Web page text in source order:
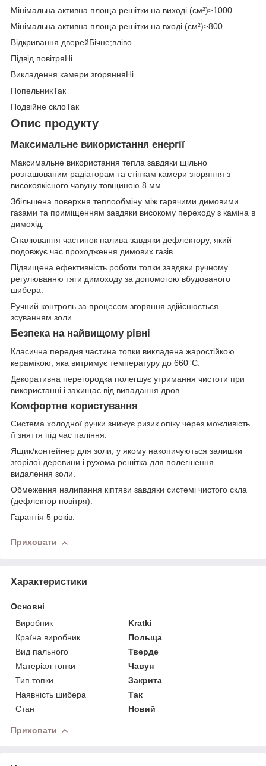
Мінімальна активна площа решітки на виході (см²)≥1000
Мінімальна активна площа решітки на вході (см²)≥800
Відкривання дверейБічне;вліво
Підвід повітряНі
Викладення камери згорянняНі
ПопельникТак
Подвійне склоТак
Опис продукту
Максимальне використання енергії
Максимальне використання тепла завдяки щільно
розташованим радіаторам та стінкам камери згоряння з
високоякісного чавуну товщиною 8 мм.
Збільшена поверхня теплообміну між гарячими димовими
газами та приміщенням завдяки високому переходу з каміна в
димохід.
Спалювання частинок палива завдяки дефлектору, який
подовжує час проходження димових газів.
Підвищена ефективність роботи топки завдяки ручному
регулюванню тяги димоходу за допомогою вбудованого
шибера.
Ручний контроль за процесом згоряння здійснюється
зсуванням золи.
Безпека на найвищому рівні
Класична передня частина топки викладена жаростійкою
керамікою, яка витримує температуру до 660°C.
Декоративна перегородка полегшує утримання чистоти при
використанні і захищає від випадання дров.
Комфортне користування
Система холодної ручки знижує ризик опіку через можливість
її зняття під час паління.
Ящик/контейнер для золи, у якому накопичуються залишки
згорілої деревини і рухома решітка для полегшення
видалення золи.
Обмеження налипання кіптяви завдяки системі чистого скла
(дефлектор повітря).
Гарантія 5 років.
Приховати
Характеристики
Основні
Виробник
Kratki
Країна виробник
Польща
Вид пального
Тверде
Матеріал топки
Чавун
Тип топки
Закрита
Наявність шибера
Так
Стан
Новий
Приховати